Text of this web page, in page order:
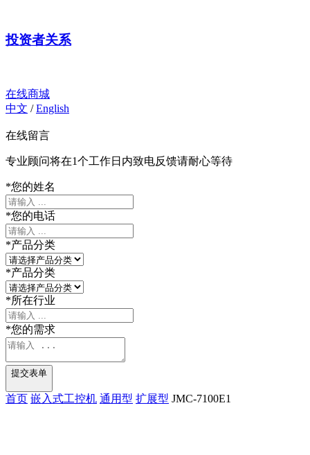
投资者关系
在线商城
中文 /English
在线留言
专业顾问将在1个工作日内致电反馈请耐心等待
*您的姓名
*您的电话
*产品分类
*产品分类
*所在行业
*您的需求
提交表单
首页 嵌入式工控机 通用型 扩展型 JMC-7100E1